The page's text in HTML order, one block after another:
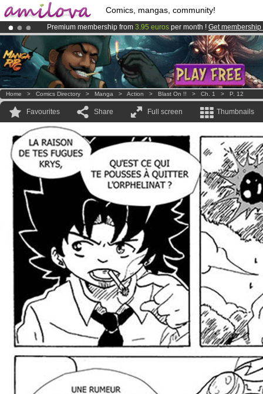
Comics, mangas, community!
Premium membership from 3.95 euros per month ! Get membership
AmilovaKickstarter is now LIVE!.
Already 100000 membersand 1000 comics & mangas!.
Home > Comics Directory > Manga > Action > Blast On !! > Ch. 1 > P. 12
Favourites Share Full screen Thumbnails